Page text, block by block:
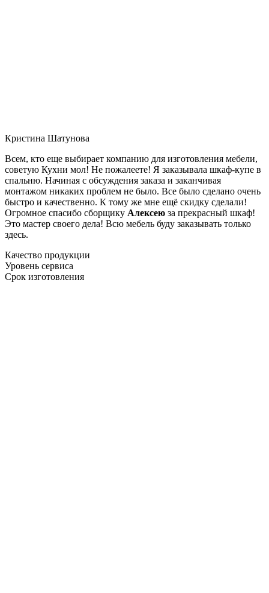
Кристина Шатунова
Всем, кто еще выбирает компанию для изготовления мебели,
советую Кухни мол! Не пожалеете! Я заказывала шкаф-купе в
спальню. Начиная с обсуждения заказа и заканчивая
монтажом никаких проблем не было. Все было сделано очень
быстро и качественно. К тому же мне ещё скидку сделали!
Огромное спасибо сборщику Алексею за прекрасный шкаф!
Это мастер своего дела! Всю мебель буду заказывать только
здесь.
Качество продукции
Уровень сервиса
Срок изготовления